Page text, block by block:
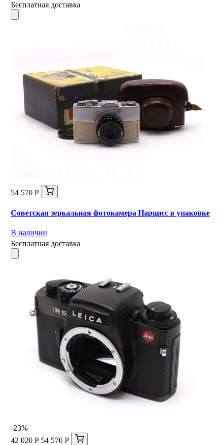
Бесплатная доставка
54 570 Р
Советская зеркальная фотокамера Нарцисс в упаковке
В наличии
Бесплатная доставка
-23%
42 020 Р 54 570 Р